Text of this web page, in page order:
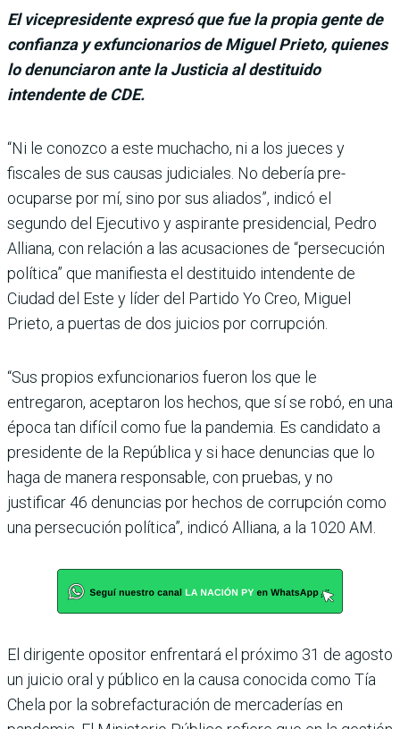
El vicepresidente expresó que fue la propia gente de
confianza y exfuncionarios de Miguel Prieto, quienes
lo denunciaron ante la Justicia al destituido
intendente de CDE.
“Ni le conozco a este mucha­cho, ni a los jueces y
fiscales de sus cau­sas judiciales. No debería pre­
ocuparse por mí, sino por sus aliados”, indicó el
segundo del Ejecutivo y aspirante presi­dencial, Pedro
Alliana, con relación a las acusaciones de “persecución
política” que manifiesta el destituido intendente de
Ciudad del Este y líder del Partido Yo Creo, Miguel
Prieto, a puertas de dos juicios por corrupción.
“Sus propios exfuncionarios fueron los que le
entregaron, aceptaron los hechos, que sí se robó, en una
época tan difí­cil como fue la pandemia. Es candidato a
presidente de la República y si hace denun­cias que lo
haga de manera responsable, con pruebas, y no
justificar 46 denuncias por hechos de corrupción como
una persecución política”, indicó Alliana, a la 1020 AM.
El dirigente opositor enfren­tará el próximo 31 de agosto
un juicio oral y público en la causa conocida como Tía
Chela por la sobrefacturación de mercaderías en